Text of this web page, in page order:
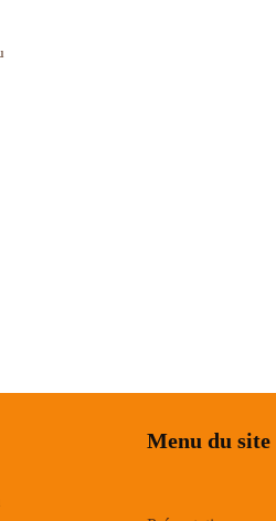
Menu du site